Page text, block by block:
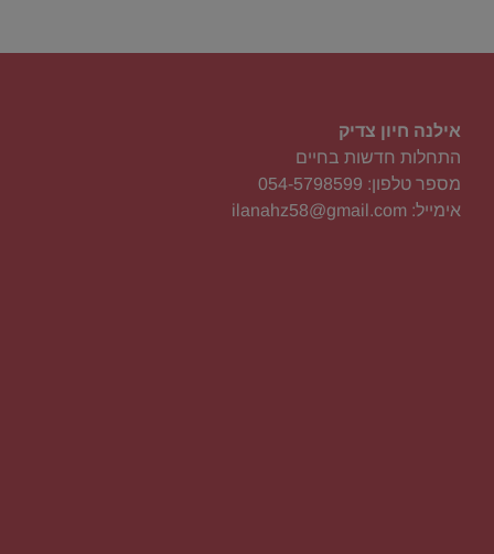
אילנה חיון צדיק
התחלות חדשות בחיים
מספר טלפון: 054-5798599
אימייל: ilanahz58@gmail.com